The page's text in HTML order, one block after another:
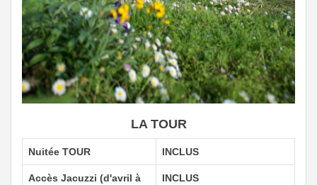
LA TOUR
Nuitée TOUR INCLUS
Accès Jacuzzi (d'avril à
INCLUS